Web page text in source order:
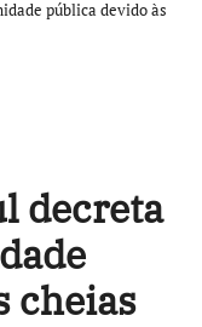
pública devido às
decreta
cheias